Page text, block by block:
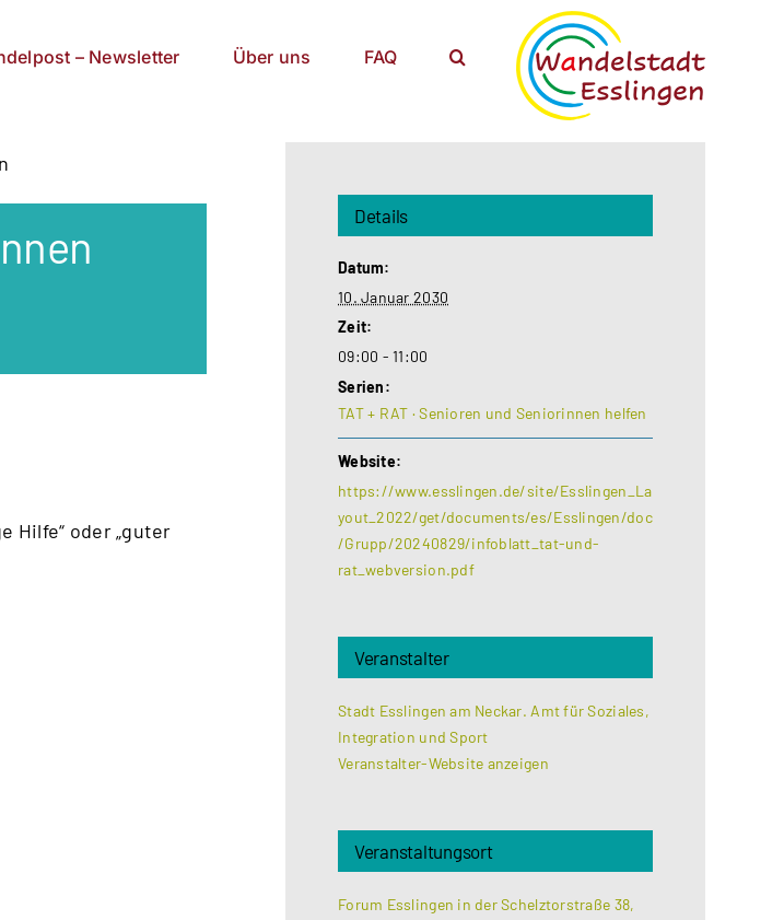
– Newsletter Über uns FAQ
Hilfe“ oder „guter
Details
Datum:
10. Januar 2030
Zeit:
09:00 - 11:00
Serien:
TAT + RAT · Senioren und Seniorinnen helfen
Website:
https://www.esslingen.de/site/Esslingen_La
yout_2022/get/documents/es/Esslingen/doc
/Grupp/20240829/infoblatt_tat-und-
rat_webversion.pdf
Veranstalter
Stadt Esslingen am Neckar. Amt für Soziales,
Integration und Sport
Veranstalter-Website anzeigen
Veranstaltungsort
Forum Esslingen in der Schelztorstraße 38,